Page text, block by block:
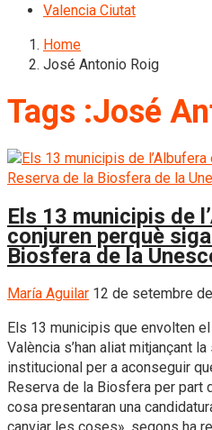
Valencia Ciutat
Home
José Antonio Roig
Tags :José
Els 13 municipis de
conjuren perquè
Biosfera de la
María Aguilar 12 de setembre
Els 13 municipis que envolten
València s’han aliat mitjançant
institucional per a aconseguir
Reserva de la Biosfera per part
cosa presentaran una
canviar les coses», segons ha